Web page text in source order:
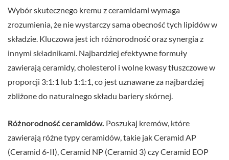
Wybór skutecznego kremu z ceramidami wymaga
zrozumienia, że nie wystarczy sama obecność tych lipidów w
składzie. Kluczowa jest ich różnorodność oraz synergia z
innymi składnikami. Najbardziej efektywne formuły
zawierają ceramidy, cholesterol i wolne kwasy tłuszczowe w
proporcji 3:1:1 lub 1:1:1, co jest uznawane za najbardziej
zbliżone do naturalnego składu bariery skórnej.
Różnorodność ceramidów. Poszukaj kremów, które
zawierają różne typy ceramidów, takie jak Ceramid AP
(Ceramid 6-II), Ceramid NP (Ceramid 3) czy Ceramid EOP